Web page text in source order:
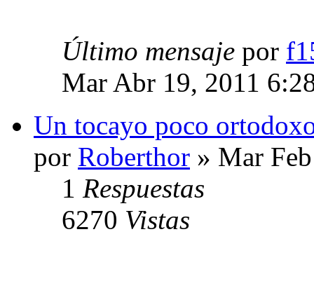
Último mensaje por
Mar Abr 19, 2011
Un tocayo poco
por Roberthor » Mar
1 Respuestas
6270 Vistas